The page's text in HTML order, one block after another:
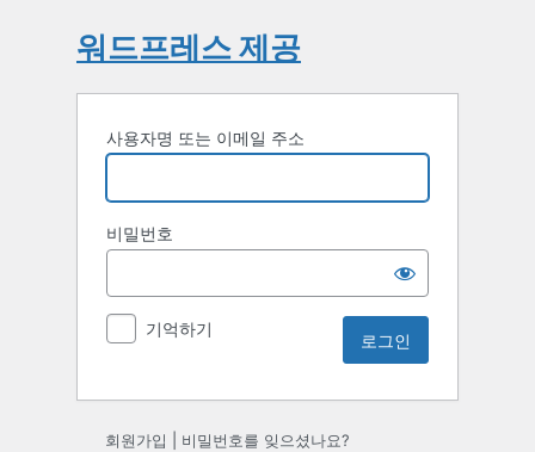
워드프레스 제공
사용자명 또는 이메일 주소
비밀번호
기억하기
회원가입 비밀번호를 잊으셨나요?